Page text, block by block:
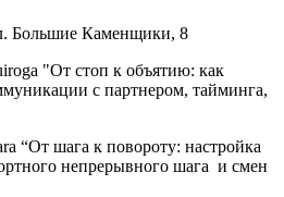
Большие Каменщики, 8
"От стоп к объятию: как
с партнером, тайминга,
“От шага к повороту: настройка
непрерывного шага и смен